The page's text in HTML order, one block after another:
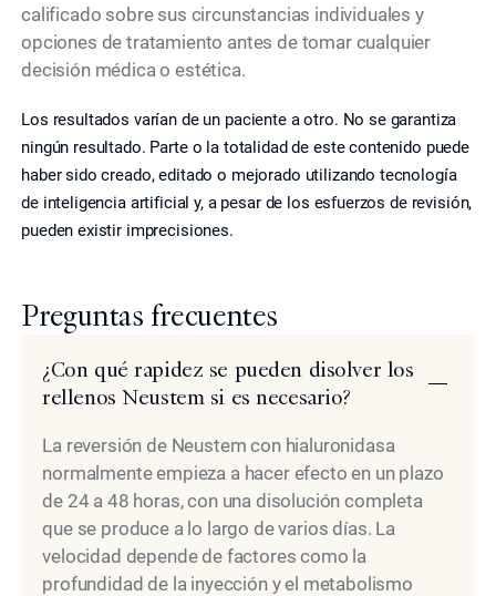
calificado sobre sus circunstancias individuales y
opciones de tratamiento antes de tomar cualquier
decisión médica o estética.
Los resultados varían de un paciente a otro. No se garantiza
ningún resultado. Parte o la totalidad de este contenido puede
haber sido creado, editado o mejorado utilizando tecnología
de inteligencia artificial y, a pesar de los esfuerzos de revisión,
pueden existir imprecisiones.
Preguntas frecuentes
¿Con qué rapidez se pueden disolver los
rellenos Neustem si es necesario?
La reversión de Neustem con hialuronidasa
normalmente empieza a hacer efecto en un plazo
de 24 a 48 horas, con una disolución completa
que se produce a lo largo de varios días. La
velocidad depende de factores como la
profundidad de la inyección y el metabolismo